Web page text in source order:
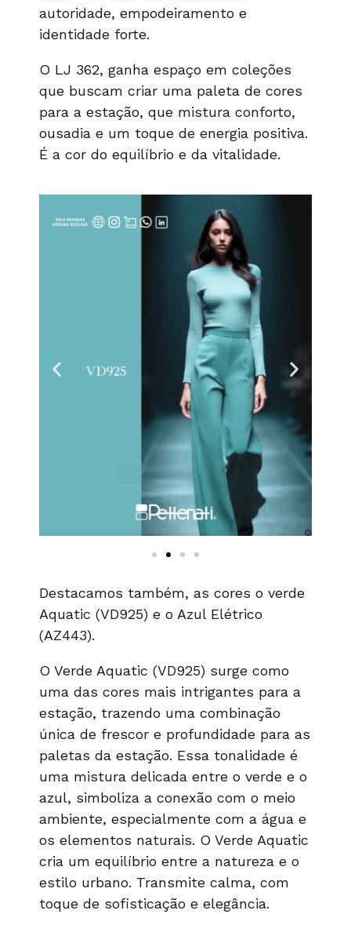
autoridade, empodeiramento e
identidade forte.
O LJ 362, ganha espaço em coleções
que buscam criar uma paleta de cores
para a estação, que mistura conforto,
ousadia e um toque de energia positiva.
É a cor do equilíbrio e da vitalidade.
Destacamos também, as cores o verde
Aquatic (VD925) e o Azul Elétrico
(AZ443).
O Verde Aquatic (VD925) surge como
uma das cores mais intrigantes para a
estação, trazendo uma combinação
única de frescor e profundidade para as
paletas da estação. Essa tonalidade é
uma mistura delicada entre o verde e o
azul, simboliza a conexão com o meio
ambiente, especialmente com a água e
os elementos naturais. O Verde Aquatic
cria um equilíbrio entre a natureza e o
estilo urbano. Transmite calma, com
toque de sofisticação e elegância.